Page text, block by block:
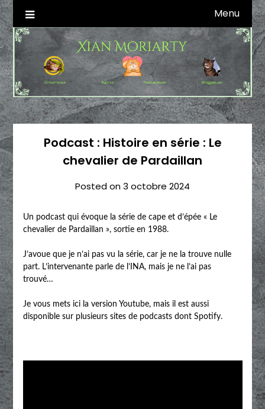
Skip
to
content
Xian Moriarty
Autrice SFFF & Blogueuse & Streameuse Menu
Podcast : Histoire en série : Le
chevalier de Pardaillan
Posted on3 octobre 2024
Un podcast qui évoque la série de cape et d’épée « Le
chevalier de Pardaillan », sortie en 1988.
J’avoue que je n’ai pas vu la série, car je ne la trouve nulle
part. L’intervenante parle de l’INA, mais je ne l’ai pas
trouvé…
Je vous mets ici la version Youtube, mais il est aussi
disponible sur plusieurs sites de podcasts dont Spotify.